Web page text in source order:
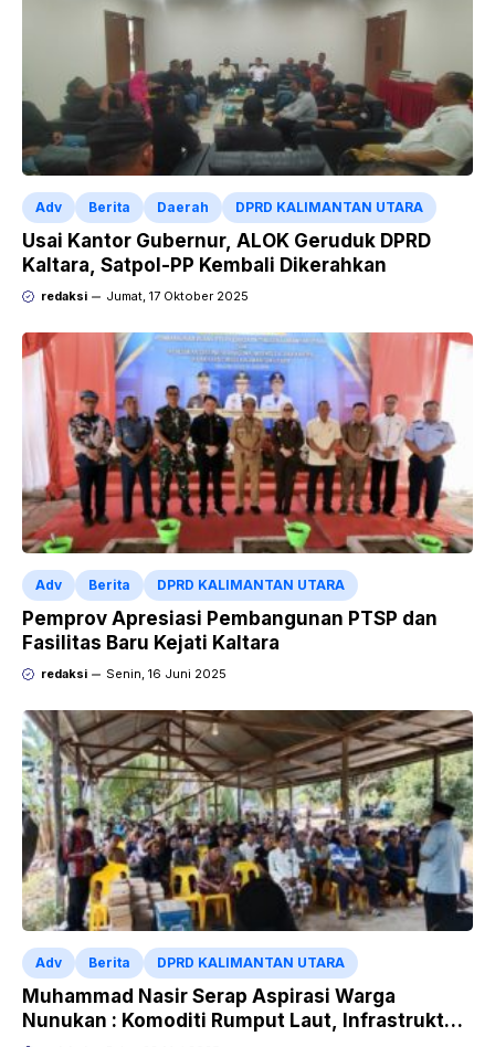
Adv Berita Daerah DPRD KALIMANTAN UTARA
Usai Kantor Gubernur, ALOK Geruduk DPRD
Kaltara, Satpol-PP Kembali Dikerahkan
redaksi Jumat, 17 Oktober 2025
Adv Berita DPRD KALIMANTAN UTARA
Pemprov Apresiasi Pembangunan PTSP dan
Fasilitas Baru Kejati Kaltara
redaksi Senin, 16 Juni 2025
Adv Berita DPRD KALIMANTAN UTARA
Muhammad Nasir Serap Aspirasi Warga
Nunukan : Komoditi Rumput Laut, Infrastruktur